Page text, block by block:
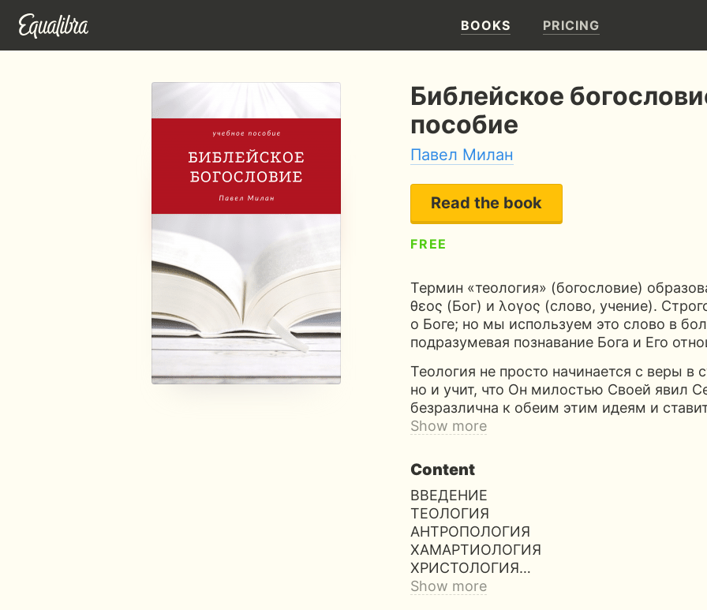
BOOKS PRICING
Библейское
пособие
Павел Милан
Read the book
FREE
Термин «теология» (богословие)
θεος (Бог) и λογος (слово, учение).
о Боге; но мы используем это слово в
подразумевая познавание Бога и Его
Теология не просто начинается с веры в
но и учит, что Он милостью Своей явил
безразлична к обеим этим идеям и
Show more
Content
ВВЕДЕНИЕ
ТЕОЛОГИЯ
AНТРОПОЛОГИЯ
ХAМAРТИОЛОГИЯ
ХРИСТОЛОГИЯ…
Show more